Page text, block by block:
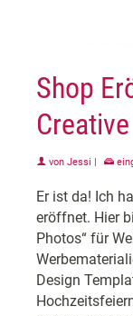
Shop
von Jessi |
Er ist da! Ich
eröffnet. Hier
Photos“ für
Design